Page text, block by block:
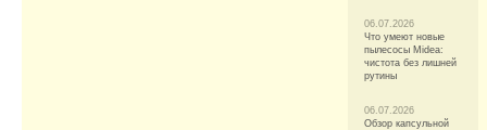
06.07.2026
Что умеют новые
пылесосы Midea:
чистота без лишней
рутины
06.07.2026
Обзор капсульной